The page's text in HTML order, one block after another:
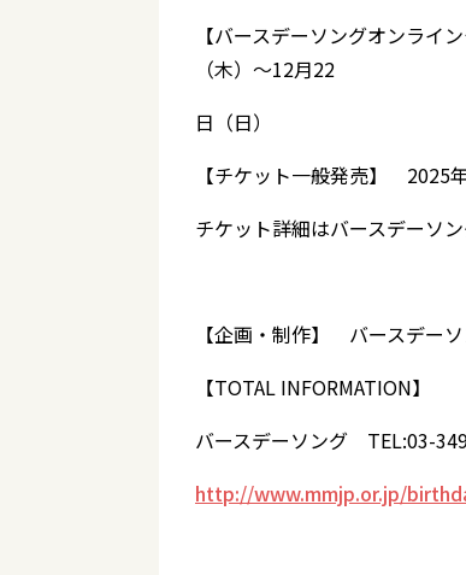
【バースデーソングオンラ
（木）～12月22
日（日）
【チケット一般発売】 2025
チケット詳細はバースデーソ
【企画・制作】 バースデ
【TOTAL INFORMATION】
バースデーソング TEL:03-
http://www.mmjp.or.jp/